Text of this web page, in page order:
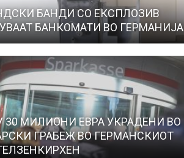
БАНДИ СО ЕКСПЛОЗИВ
БАНКОМАТИ ВО ГЕРМАНИЈА
30 МИЛИОНИ ЕВРА УКРАДЕНИ ВО
ГРАБЕЖ ВО ГЕРМАНСКИОТ